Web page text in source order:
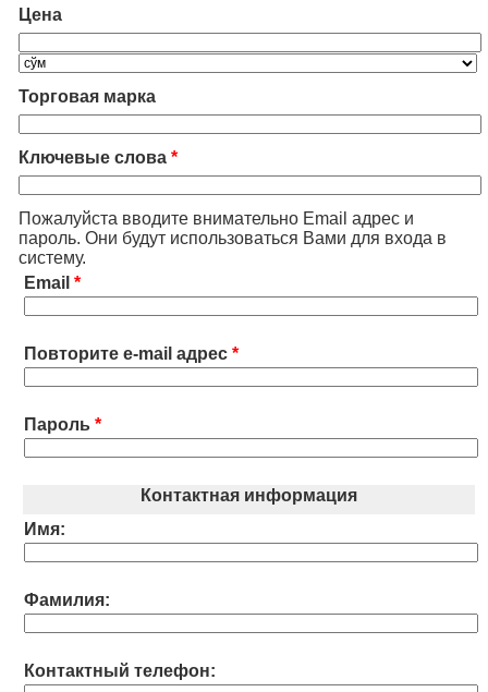
Цена
Торговая марка
Ключевые слова *
Пожалуйста вводите внимательно Email адрес и
пароль. Они будут использоваться Вами для входа в
систему.
Email *
Повторите e-mail адрес *
Пароль *
Контактная информация
Имя:
Фамилия:
Контактный телефон: